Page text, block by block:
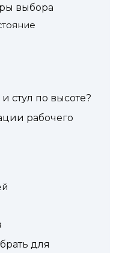
выбора
стул по высоте?
рабочего
для